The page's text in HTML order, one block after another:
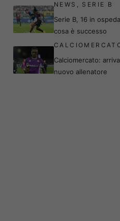
NEWS , SERIE B
Serie B, 16 in
cosa è successo
Calciomercato:
nuovo allenatore